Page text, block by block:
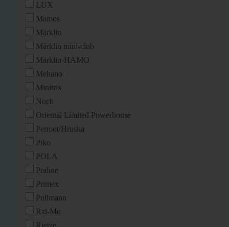
LUX
Mamos
Märklin
Märklin mini-club
Märklin-HAMO
Mehano
Minitrix
Noch
Oriental Limited Powerhouse
Permot/Hruska
Piko
POLA
Praline
Primex
Pullmann
Rai-Mo
Rietze